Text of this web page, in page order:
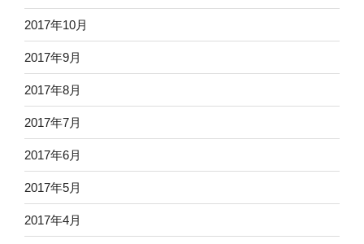
2017年10月
2017年9月
2017年8月
2017年7月
2017年6月
2017年5月
2017年4月